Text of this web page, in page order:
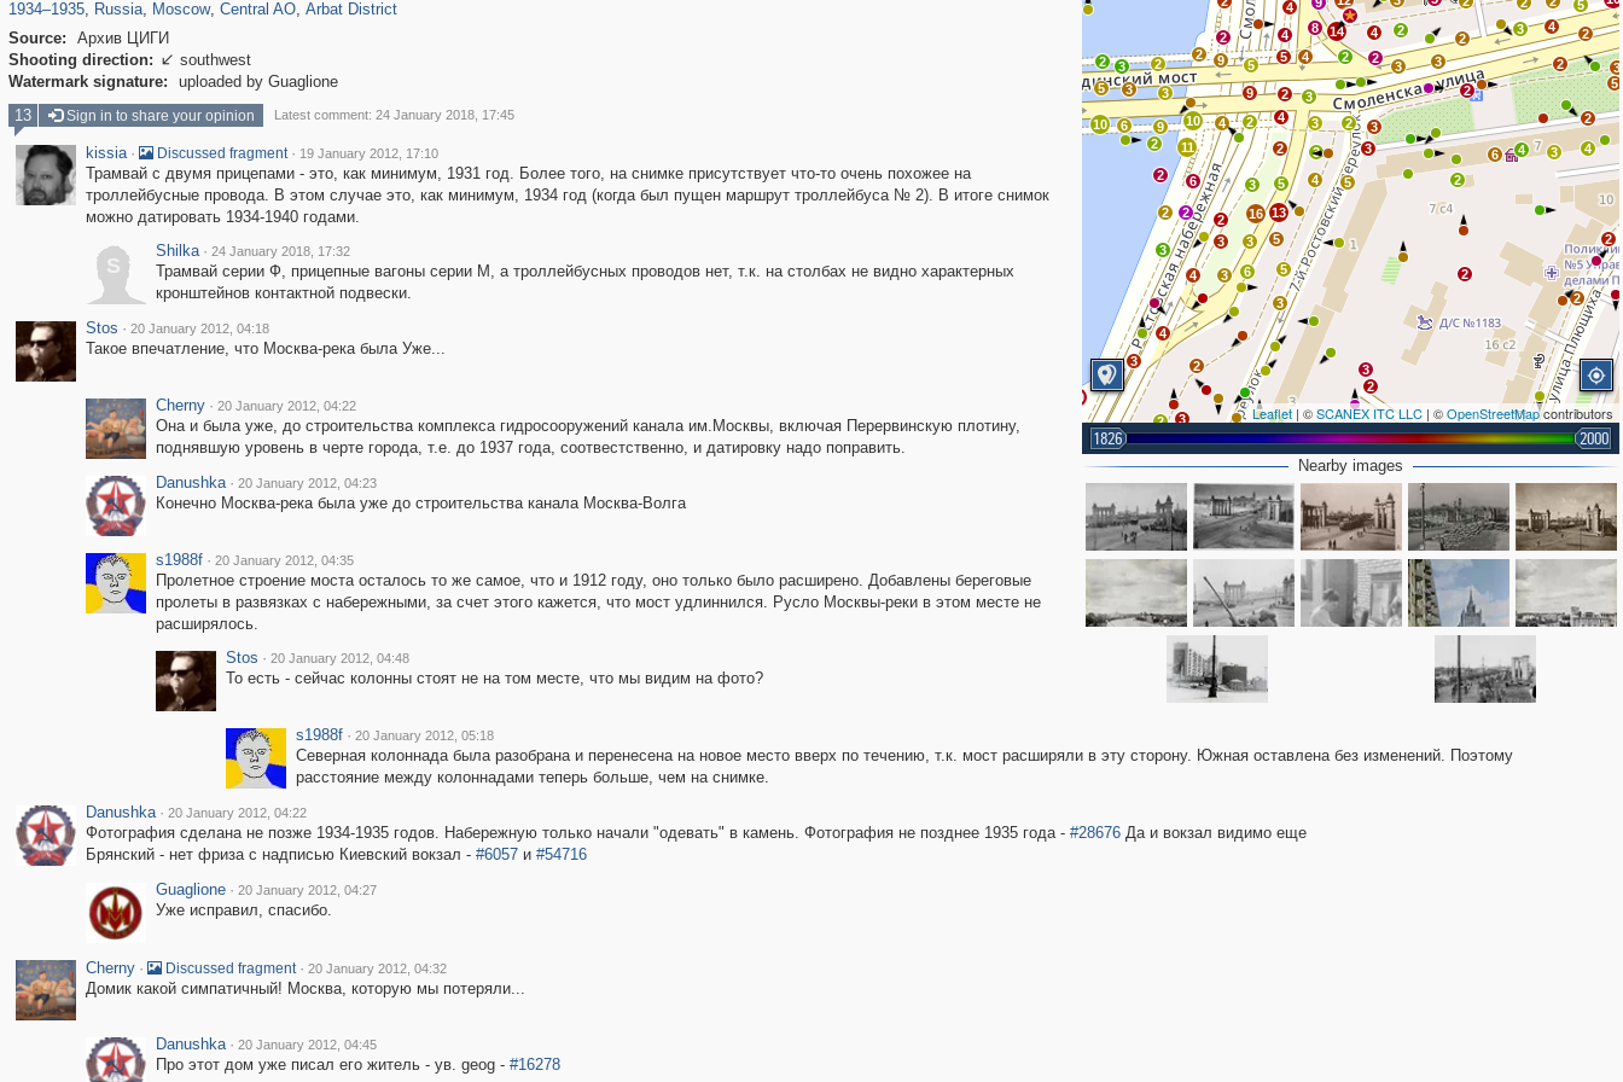
1934–1935, Russia, Moscow, Central AO, Arbat District
Source:
Архив ЦИГИ
Shooting direction:  southwest
Watermark signature:
uploaded by Guaglione
3 3
4
2
3
7
3
2
4
3
10
2 3
5
2
10 6 9
3
3
2
2 9
10
9
2
4
11
2
2 6
16
3 5
2
4
2
3
3
4
5
3
13
5
3
5
6
3
4
3
2
2
3
3
3
2
2
2
2
6
2
4 4
3
2
3
5
2
2
4
3
5
2
2
3
3
3
2
3
4 2
14
4
2
2
4
8
4
5
5
2
2
Leaflet | ©SCANEX ITC LLC | ©OpenStreetMapcontributors
1826 2000
Nearby images
13 Sign in to share your opinion Latest comment: 24 January 2018, 17:45
kissia · Discussed fragment · 19 January 2012, 17:10
Трамвай с двумя прицепами - это, как минимум, 1931 год. Более того, на снимке присутствует что-то очень похожее на
троллейбусные провода. В этом случае это, как минимум, 1934 год (когда был пущен маршрут троллейбуса № 2). В итоге снимок
можно датировать 1934-1940 годами.
S
Shilka · 24 January 2018, 17:32
Трамвай серии Ф, прицепные вагоны серии М, а троллейбусных проводов нет, т.к. на столбах не видно характерных
кронштейнов контактной подвески.
Stos · 20 January 2012, 04:18
Такое впечатление, что Москва-река была Уже...
Cherny · 20 January 2012, 04:22
Она и была уже, до строительства комплекса гидросооружений канала им.Москвы, включая Перервинскую плотину,
поднявшую уровень в черте города, т.е. до 1937 года, соотвестственно, и датировку надо поправить.
Danushka · 20 January 2012, 04:23
Конечно Москва-река была уже до строительства канала Москва-Волга
s1988f · 20 January 2012, 04:35
Пролетное строение моста осталось то же самое, что и 1912 году, оно только было расширено. Добавлены береговые
пролеты в развязках с набережными, за счет этого кажется, что мост удлиннился. Русло Москвы-реки в этом месте не
расширялось.
Stos · 20 January 2012, 04:48
То есть - сейчас колонны стоят не на том месте, что мы видим на фото?
s1988f · 20 January 2012, 05:18
Северная колоннада была разобрана и перенесена на новое место вверх по течению, т.к. мост расширяли в эту сторону. Южная оставлена без изменений. Поэтому
расстояние между колоннадами теперь больше, чем на снимке.
Danushka · 20 January 2012, 04:22
Фотография сделана не позже 1934-1935 годов. Набережную только начали "одевать" в камень. Фотография не позднее 1935 года - #28676Да и вокзал видимо еще
Брянский - нет фриза с надписью Киевский вокзал - #6057и #54716
Guaglione · 20 January 2012, 04:27
Уже исправил, спасибо.
Cherny · Discussed fragment · 20 January 2012, 04:32
Домик какой симпатичный! Москва, которую мы потеряли...
Danushka · 20 January 2012, 04:45
Про этот дом уже писал его житель - ув. geog - #16278